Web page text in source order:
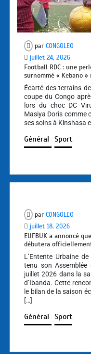
par CONGOLEO
juillet 24, 2026
Football RDC : une
surnommé « Kebano »
Écarté des terrains
coupe du Congo
lors du choc DC
Masiya Doris comme
ses soins à Kinshasa
Général Sport
par CONGOLEO
juillet 18, 2026
EUFBUK a annoncé
débutera
L’Entente Urbaine
tenu son Assemblée
juillet 2026 dans la
d’Ibanda. Cette
le bilan de la saison
[…]
Général Sport